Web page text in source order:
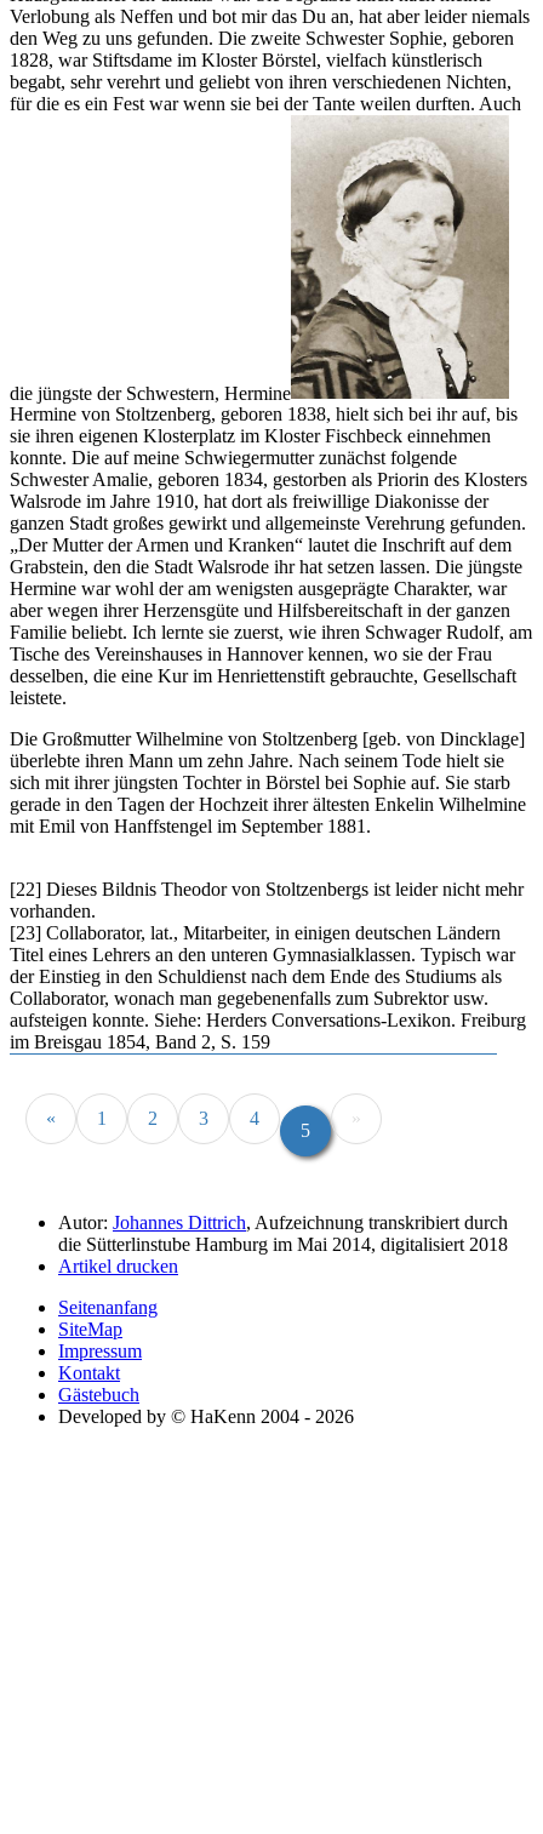
Verlobung als Neffen und bot mir das Du an, hat aber leider niemals
den Weg zu uns gefunden. Die zweite Schwester Sophie, geboren
1828, war Stiftsdame im Kloster Börstel, vielfach künstlerisch
begabt, sehr verehrt und geliebt von ihren verschiedenen Nichten,
für die es ein Fest war wenn sie bei der Tante weilen durften. Auch
die jüngste der Schwestern, Hermine
Hermine von Stoltzenberg, geboren 1838, hielt sich bei ihr auf, bis
sie ihren eigenen Klosterplatz im Kloster Fischbeck einnehmen
konnte. Die auf meine Schwiegermutter zunächst folgende
Schwester Amalie, geboren 1834, gestorben als Priorin des Klosters
Walsrode im Jahre 1910, hat dort als freiwillige Diakonisse der
ganzen Stadt großes gewirkt und allgemeinste Verehrung gefunden.
Der Mutter der Armen und Kranken
lautet die Inschrift auf dem
Grabstein, den die Stadt Walsrode ihr hat setzen lassen. Die jüngste
Hermine war wohl der am wenigsten ausgeprägte Charakter, war
aber wegen ihrer Herzensgüte und Hilfsbereitschaft in der ganzen
Familie beliebt. Ich lernte sie zuerst, wie ihren Schwager Rudolf, am
Tische des Vereinshauses in Hannover kennen, wo sie der Frau
desselben, die eine Kur im Henriettenstift gebrauchte, Gesellschaft
leistete.
Die Großmutter Wilhelmine von Stoltzenberg [geb. von Dincklage]
überlebte ihren Mann um zehn Jahre. Nach seinem Tode hielt sie
sich mit ihrer jüngsten Tochter in Börstel bei Sophie auf. Sie starb
gerade in den Tagen der Hochzeit ihrer ältesten Enkelin Wilhelmine
mit Emil von Hanffstengel im September 1881.
[22] Dieses Bildnis Theodor von Stoltzenbergs ist leider nicht mehr
vorhanden.
[23] Collaborator, lat., Mitarbeiter, in einigen deutschen Ländern
Titel eines Lehrers an den unteren Gymnasialklassen. Typisch war
der Einstieg in den Schuldienst nach dem Ende des Studiums als
Collaborator, wonach man gegebenenfalls zum Subrektor usw.
aufsteigen konnte. Siehe: Herders Conversations-Lexikon. Freiburg
im Breisgau 1854, Band 2, S. 159
« 1 2 3 4
5
»
Autor: Johannes Dittrich, Aufzeichnung transkribiert durch
die Sütterlinstube Hamburg im Mai 2014, digitalisiert 2018
Artikel drucken
Seitenanfang
SiteMap
Impressum
Kontakt
Gästebuch
Developed by © HaKenn 2004 - 2026